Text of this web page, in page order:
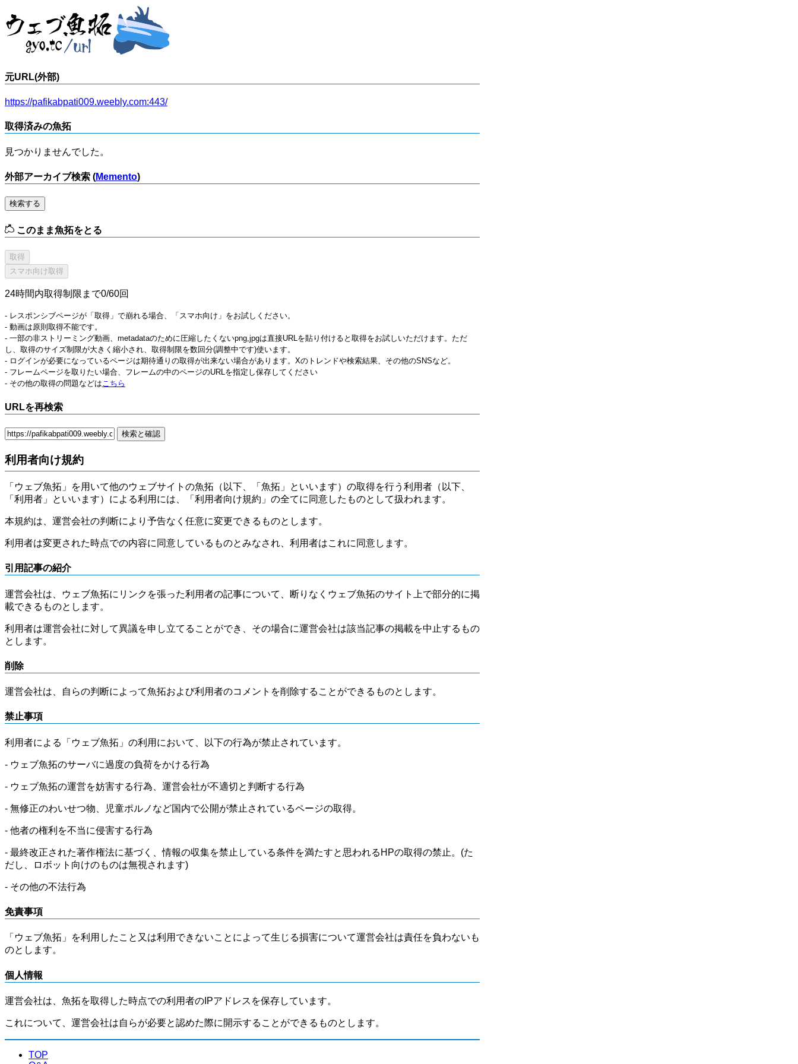
元URL(外部)
https://pafikabpati009.weebly.com:443/
取得済みの魚拓
見つかりませんでした。
外部アーカイブ検索 (Memento)
検索する
このまま魚拓をとる
24時間内取得制限まで0/60回
- レスポンシブページが「取得」で崩れる場合、「スマホ向け」をお試しください。
- 動画は原則取得不能です。
- 一部の非ストリーミング動画、metadataのために圧縮したくないpng,jpgは直接URLを貼り付けると取得をお試しいただけます。ただ
し、取得のサイズ制限が大きく縮小され、取得制限を数回分(調整中です)使います。
- ログインが必要になっているページは期待通りの取得が出来ない場合があります。Xのトレンドや検索結果、その他のSNSなど。
- フレームページを取りたい場合、フレームの中のページのURLを指定し保存してください
- その他の取得の問題などは こちら
URLを再検索
利用者向け規約
「ウェブ魚拓」を用いて他のウェブサイトの魚拓（以下、「魚拓」といいます）の取得を行う利用者（以下、
「利用者」といいます）による利用には、「利用者向け規約」の全てに同意したものとして扱われます。
本規約は、運営会社の判断により予告なく任意に変更できるものとします。
利用者は変更された時点での内容に同意しているものとみなされ、利用者はこれに同意します。
引用記事の紹介
運営会社は、ウェブ魚拓にリンクを張った利用者の記事について、断りなくウェブ魚拓のサイト上で部分的に掲
載できるものとします。
利用者は運営会社に対して異議を申し立てることができ、その場合に運営会社は該当記事の掲載を中止するもの
とします。
削除
運営会社は、自らの判断によって魚拓および利用者のコメントを削除することができるものとします。
禁止事項
利用者による「ウェブ魚拓」の利用において、以下の行為が禁止されています。
- ウェブ魚拓のサーバに過度の負荷をかける行為
- ウェブ魚拓の運営を妨害する行為、運営会社が不適切と判断する行為
- 無修正のわいせつ物、児童ポルノなど国内で公開が禁止されているページの取得。
- 他者の権利を不当に侵害する行為
- 最終改正された著作権法に基づく、情報の収集を禁止している条件を満たすと思われるHPの取得の禁止。(た
だし、ロボット向けのものは無視されます)
- その他の不法行為
免責事項
「ウェブ魚拓」を利用したこと又は利用できないことによって生じる損害について運営会社は責任を負わないも
のとします。
個人情報
運営会社は、魚拓を取得した時点での利用者のIPアドレスを保存しています。
これについて、運営会社は自らが必要と認めた際に開示することができるものとします。
TOP